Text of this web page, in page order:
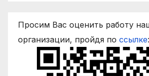
Просим Вас оценить работу
организации, пройдя по ссылке: